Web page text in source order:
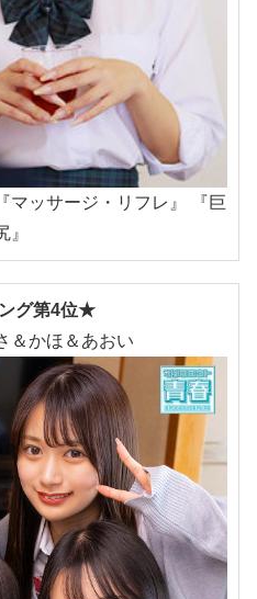
マッサージ・リフレ』 『巨
』
グ第4位★
＆かほ＆あおい